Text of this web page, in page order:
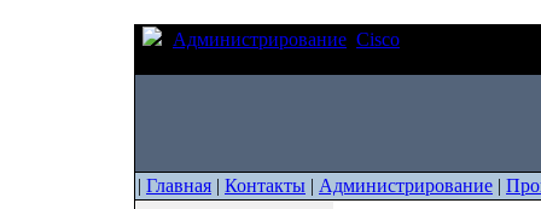
Администрирование Cisco
| Главная | Контакты | Администрирование |